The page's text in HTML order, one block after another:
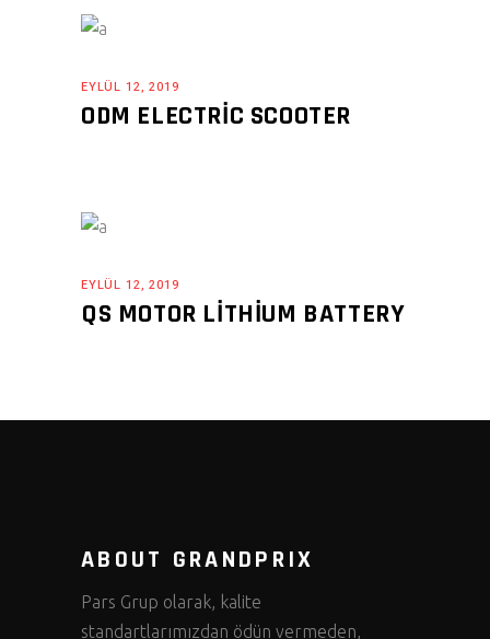
EYLÜL 12, 2019
ODM ELECTRIC SCOOTER
EYLÜL 12, 2019
QS MOTOR LITHIUM BATTERY
ABOUT GRANDPRIX
Pars Grup olarak, kalite
standartlarımızdan ödün vermeden,